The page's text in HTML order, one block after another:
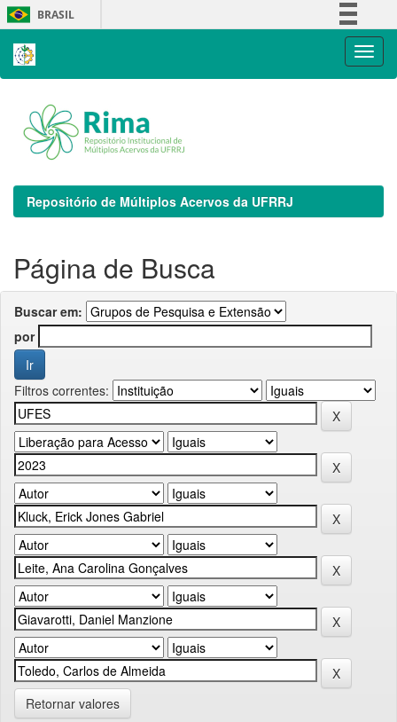
Skip
navigation
BRASIL
Repositório de Múltiplos Acervos da UFRRJ
Página de Busca
Buscar em:
por
Filtros correntes:
Retornar valores